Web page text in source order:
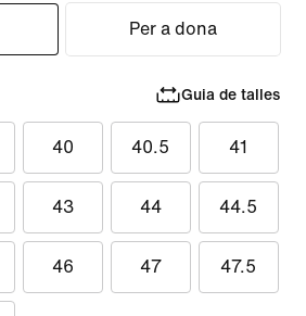
Per a dona
Guia de talles
40 40.5 41
43 44 44.5
46 47 47.5